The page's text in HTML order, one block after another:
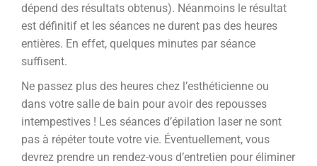
dépend des résultats obtenus). Néanmoins le résultat
est définitif et les séances ne durent pas des heures
entières. En effet, quelques minutes par séance
suffisent.
Ne passez plus des heures chez l’esthéticienne ou
dans votre salle de bain pour avoir des repousses
intempestives ! Les séances d’épilation laser ne sont
pas à répéter toute votre vie. Éventuellement, vous
devrez prendre un rendez-vous d’entretien pour éliminer